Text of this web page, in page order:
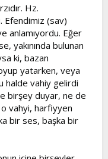
Hz.
Efendimiz (sav)
anlamıyordu. Eğer
yakınında bulunan
ki, bazan
yatarken, veya
halde vahiy gelirdi
birşey duyar, ne de
vahyi, harfiyyen
bir ses, başka bir